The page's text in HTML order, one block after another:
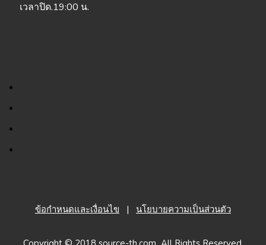
เวลาปิด.19:00 น.
ข้อกำหนดและเงื่อนไข | นโยบายความเป็นส่วนตัว